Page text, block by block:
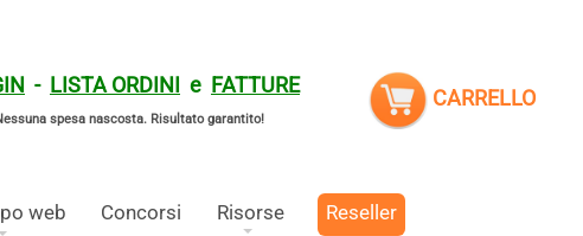
- LISTA ORDINI e FATTURE
spesa nascosta. Risultato garantito!
CARRELLO
web Concorsi Risorse
Reseller